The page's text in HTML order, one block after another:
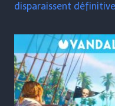
disparaissent